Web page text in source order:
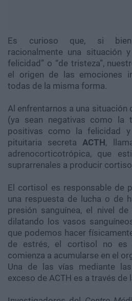
Es curioso que, si bien
racionalmente una situación
felicidad” o “de tristeza”,
el origen de las emociones
todas de la misma forma.
Al enfrentarnos a una situación
(ya sean negativas como la
positivas como la felicidad
pituitaria secreta ACTH,
adrenocorticotrópica, que
suprarrenales a producir
El cortisol es responsable de
una respuesta de lucha o de
presión sanguínea, el nivel
dilatando los vasos
que podemos hacer
de estrés, el cortisol no es
comienza a acumularse en el
Una de las vías mediante
exceso de ACTH es a través de